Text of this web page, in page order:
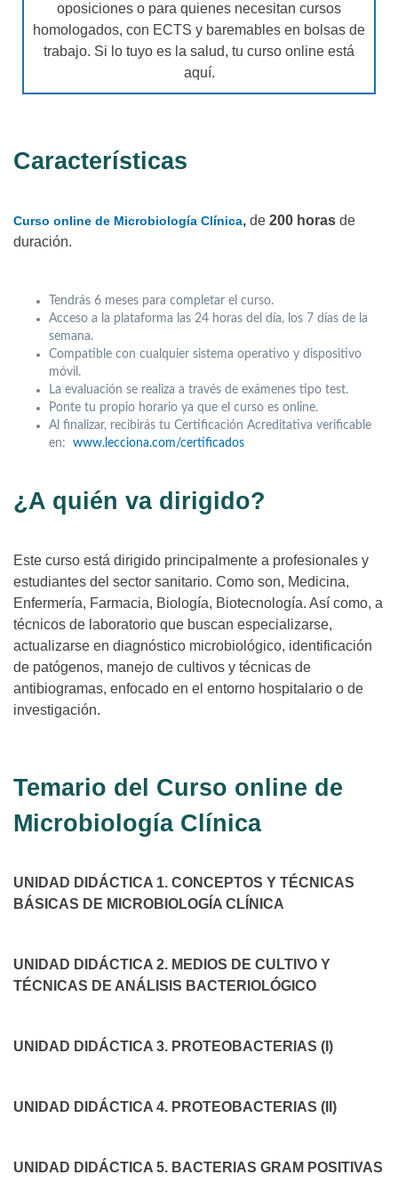
oposiciones o para quienes necesitan cursos
homologados, con ECTS y baremables en bolsas de
trabajo. Si lo tuyo es la salud, tu curso online está
aquí.
Características
Curso online de Microbiología Clínica, de 200 horas de
duración.
Tendrás 6 meses para completar el curso.
Acceso a la plataforma las 24 horas del día, los 7 días de la
semana.
Compatible con cualquier sistema operativo y dispositivo
móvil.
La evaluación se realiza a través de exámenes tipo test.
Ponte tu propio horario ya que el curso es online.
Al finalizar, recibirás tu Certificación Acreditativa verificable
en: www.lecciona.com/certificados
¿A quién va dirigido?
Este curso está dirigido principalmente a profesionales y
estudiantes del sector sanitario. Como son, Medicina,
Enfermería, Farmacia, Biología, Biotecnología. Así como, a
técnicos de laboratorio que buscan especializarse,
actualizarse en diagnóstico microbiológico, identificación
de patógenos, manejo de cultivos y técnicas de
antibiogramas, enfocado en el entorno hospitalario o de
investigación.
Temario del Curso online de
Microbiología Clínica
UNIDAD DIDÁCTICA 1. CONCEPTOS Y TÉCNICAS
BÁSICAS DE MICROBIOLOGÍA CLÍNICA
UNIDAD DIDÁCTICA 2. MEDIOS DE CULTIVO Y
TÉCNICAS DE ANÁLISIS BACTERIOLÓGICO
UNIDAD DIDÁCTICA 3. PROTEOBACTERIAS (I)
UNIDAD DIDÁCTICA 4. PROTEOBACTERIAS (II)
UNIDAD DIDÁCTICA 5. BACTERIAS GRAM POSITIVAS